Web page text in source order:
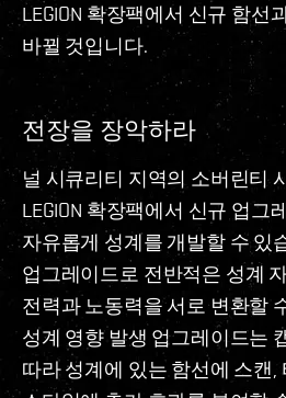
LEGION 확장팩에서 신규 함선
바뀔 것입니다.
전장을 장악하라
널 시큐리티 지역의 소버린티
LEGION 확장팩에서 신규 업그
자유롭게 성계를 개발할 수 있
업그레이드로 전반적은 성계
전력과 노동력을 서로 변환할
성계 영향 발생 업그레이드는
따라 성계에 있는 함선에 스캔,